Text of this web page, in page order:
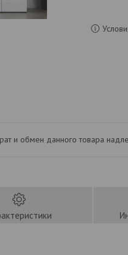
и обмен данного товара